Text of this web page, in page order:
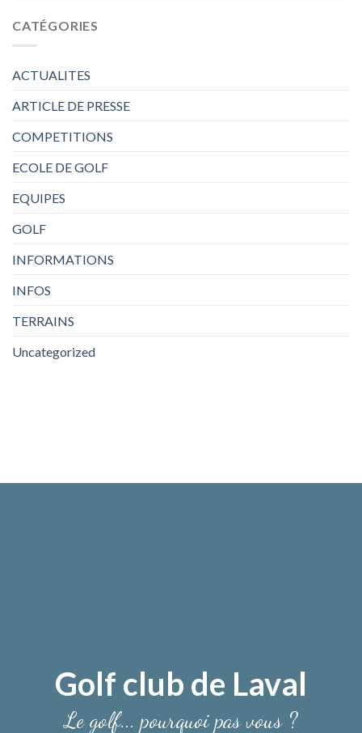
CATÉGORIES
ACTUALITES
ARTICLE DE PRESSE
COMPETITIONS
ECOLE DE GOLF
EQUIPES
GOLF
INFORMATIONS
INFOS
TERRAINS
Uncategorized
Golf club de Laval
Le golf... pourquoi pas vous ?